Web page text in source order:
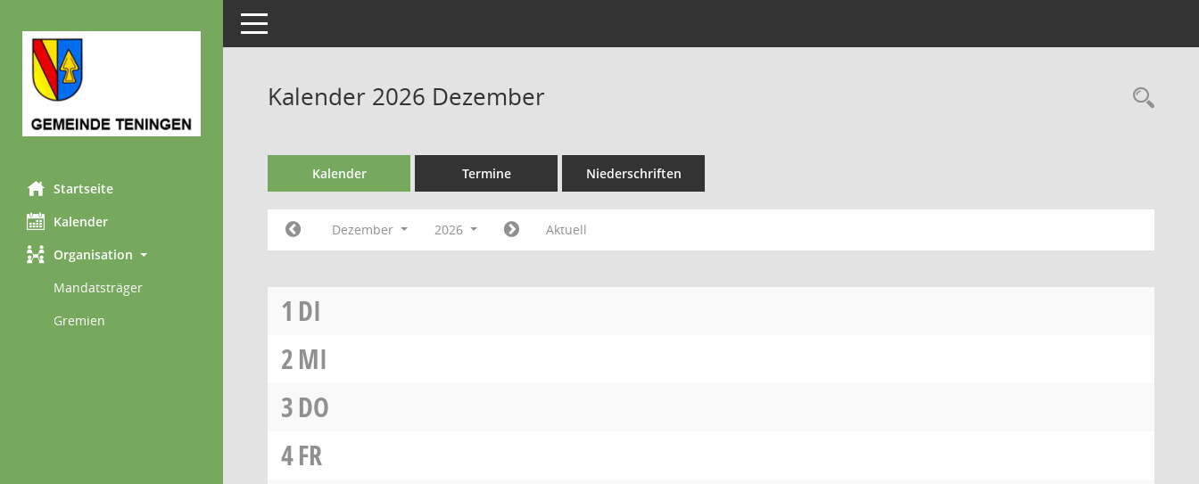
Startseite
Kalender
Organisation
Mandatsträger
Gremien
Toggle navigation
Kalender 2026 Dezember
Kalender Termine Niederschriften
Dezember 2026 Aktuell
1 DI
2MI
3DO
4FR